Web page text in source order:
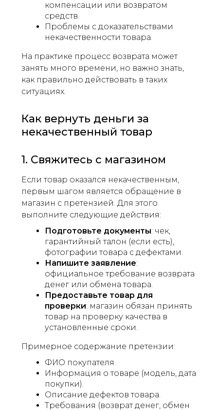
компенсации или возвратом
средств.
Проблемы с доказательствами
некачественности товара.
На практике процесс возврата может
занять много времени, но важно знать,
как правильно действовать в таких
ситуациях.
Как вернуть деньги за
некачественный товар
1. Свяжитесь с магазином
Если товар оказался некачественным,
первым шагом является обращение в
магазин с претензией. Для этого
выполните следующие действия:
Подготовьте документы: чек,
гарантийный талон (если есть),
фотографии товара с дефектами.
Напишите заявление:
официальное требование возврата
денег или обмена товара.
Предоставьте товар для
проверки: магазин обязан принять
товар на проверку качества в
установленные сроки.
Примерное содержание претензии:
ФИО покупателя.
Информация о товаре (модель, дата
покупки).
Описание дефектов товара.
Требования (возврат денег, обмен